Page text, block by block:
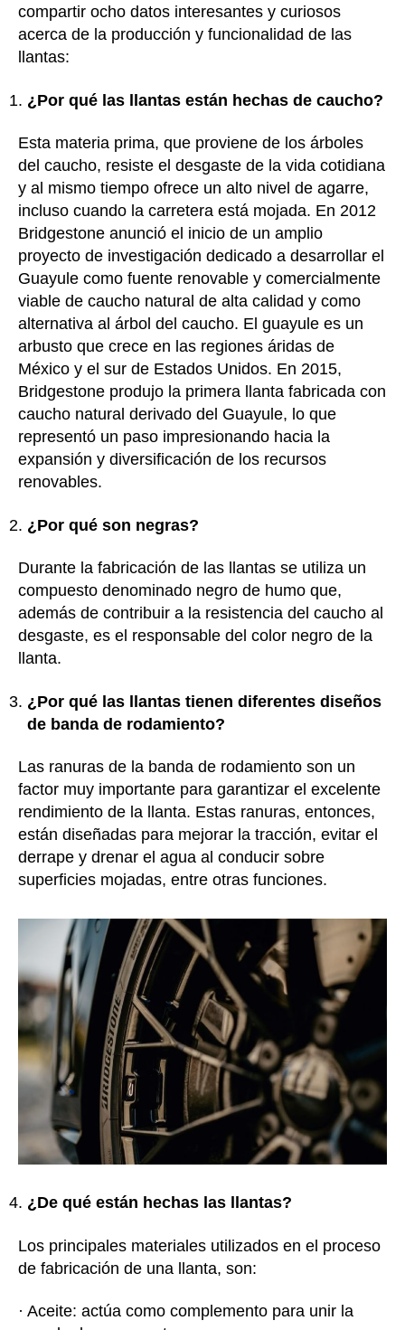
compartir ocho datos interesantes y curiosos
acerca de la producción y funcionalidad de las
llantas:
¿Por qué las llantas están hechas de caucho?
Esta materia prima, que proviene de los árboles
del caucho, resiste el desgaste de la vida cotidiana
y al mismo tiempo ofrece un alto nivel de agarre,
incluso cuando la carretera está mojada. En 2012
Bridgestone anunció el inicio de un amplio
proyecto de investigación dedicado a desarrollar el
Guayule como fuente renovable y comercialmente
viable de caucho natural de alta calidad y como
alternativa al árbol del caucho. El guayule es un
arbusto que crece en las regiones áridas de
México y el sur de Estados Unidos. En 2015,
Bridgestone produjo la primera llanta fabricada con
caucho natural derivado del Guayule, lo que
representó un paso impresionando hacia la
expansión y diversificación de los recursos
renovables.
¿Por qué son negras?
Durante la fabricación de las llantas se utiliza un
compuesto denominado negro de humo que,
además de contribuir a la resistencia del caucho al
desgaste, es el responsable del color negro de la
llanta.
¿Por qué las llantas tienen diferentes diseños
de banda de rodamiento?
Las ranuras de la banda de rodamiento son un
factor muy importante para garantizar el excelente
rendimiento de la llanta. Estas ranuras, entonces,
están diseñadas para mejorar la tracción, evitar el
derrape y drenar el agua al conducir sobre
superficies mojadas, entre otras funciones.
¿De qué están hechas las llantas?
Los principales materiales utilizados en el proceso
de fabricación de una llanta, son:
· Aceite: actúa como complemento para unir la